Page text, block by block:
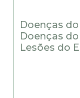
Doenças
Doenças
Lesões do